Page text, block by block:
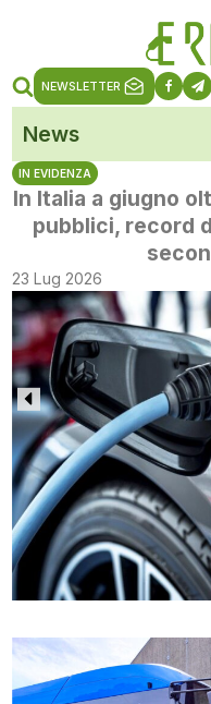
NEWSLETTER
News
IN EVIDENZA
In Italia a giugno
pubblici, record
23 Lug 2026